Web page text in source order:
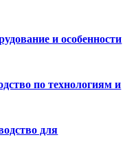
и особенности
по технологиям и
для